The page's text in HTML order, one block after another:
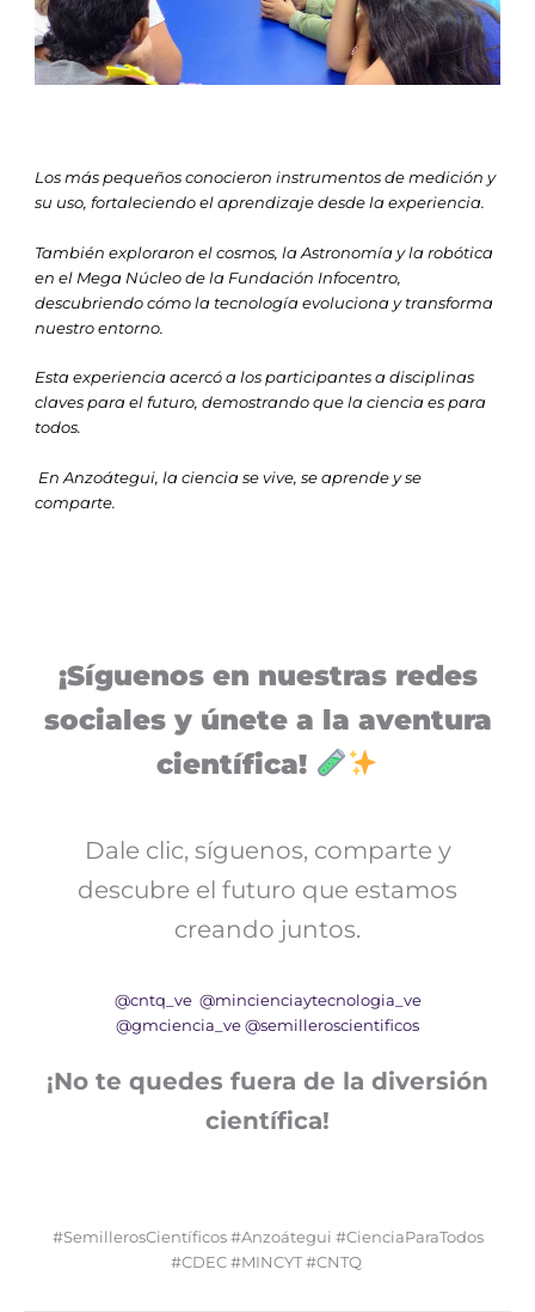
Los más pequeños conocieron instrumentos de medición y
su uso, fortaleciendo el aprendizaje desde la experiencia.
También exploraron el cosmos, la Astronomía y la robótica
en el Mega Núcleo de la Fundación Infocentro,
descubriendo cómo la tecnología evoluciona y transforma
nuestro entorno.
Esta experiencia acercó a los participantes a disciplinas
claves para el futuro, demostrando que la ciencia es para
todos.
En Anzoátegui, la ciencia se vive, se aprende y se
comparte.
¡Síguenos en nuestras redes
sociales y únete a la aventura
científica!
Dale clic, síguenos, comparte y
descubre el futuro que estamos
creando juntos.
@cntq_ve @mincienciaytecnologia_ve
@gmciencia_ve @semilleroscientificos
¡No te quedes fuera de la diversión
científica!
#SemillerosCientíficos #Anzoátegui #CienciaParaTodos
#CDEC #MINCYT #CNTQ